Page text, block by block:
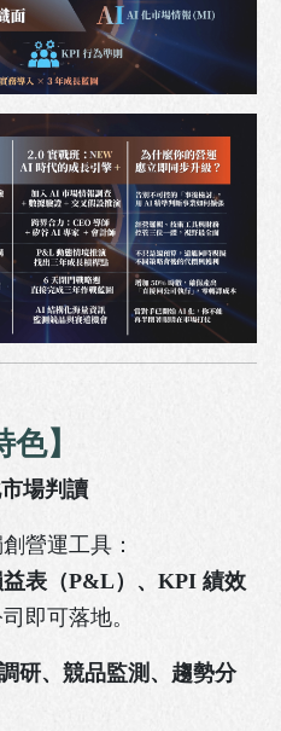
色】
場判讀
營運工具：
表（P&L）、KPI 績效
司即可落地。
研、競品監測、趨勢分
方帳號
官方帳號加入好友
尋欄位旁的掃描圖示，
動條碼。